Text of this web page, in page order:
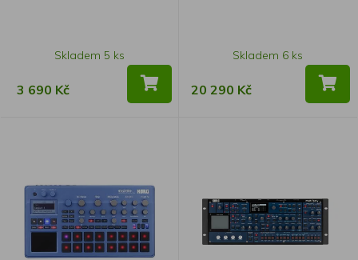
Skladem 5 ks
3 690 Kč
Skladem 6 ks
20 290 Kč